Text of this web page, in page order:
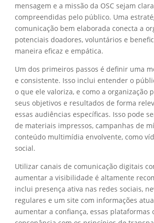
mensagem e a missão da OSC sejam
compreendidas pelo público. Uma
comunicação bem elaborada conecta a
potenciais doadores, voluntários e
maneira eficaz e empática.
Um dos primeiros passos é definir uma
e consistente. Isso inclui entender o
o que ele valoriza, e como a organização
seus objetivos e resultados de forma
essas audiências específicas. Isso pode
de materiais impressos, campanhas de
conteúdo multimídia envolvente, como
social.
Utilizar canais de comunicação digitais
aumentar a visibilidade é altamente
inclui presença ativa nas redes sociais,
regulares e um site com informações
aumentar a confiança, essas plataformas